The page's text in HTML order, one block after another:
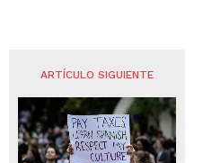
ARTÍCULO SIGUIENTE